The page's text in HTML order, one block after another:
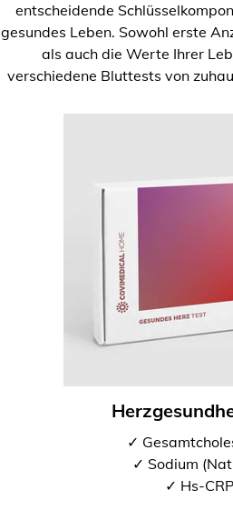
entscheidende
gesundes Leben. Sowohl erste
als auch die Werte Ihrer
verschiedene Bluttests von
✓
✓ Sodium
✓ Hs-CRP